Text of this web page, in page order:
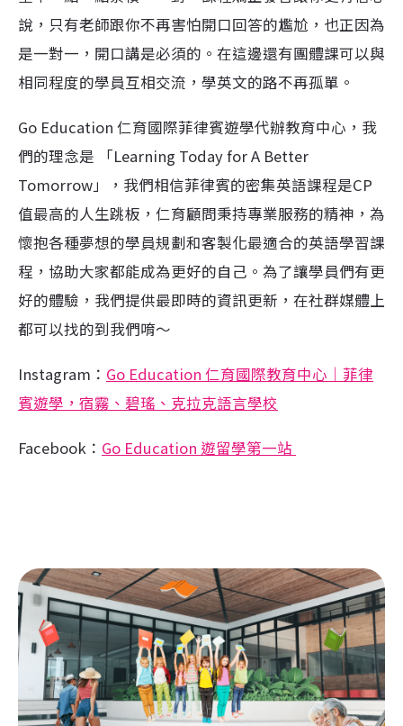
說，只有老師跟你不再害怕開口回答的尷尬，也正因為
是一對一，開口講是必須的。在這邊還有團體課可以與
相同程度的學員互相交流，學英文的路不再孤單。
Go Education 仁育國際菲律賓遊學代辦教育中心，我
們的理念是 「Learning Today for A Better
Tomorrow」，我們相信菲律賓的密集英語課程是CP
值最高的人生跳板，仁育顧問秉持專業服務的精神，為
懷抱各種夢想的學員規劃和客製化最適合的英語學習課
程，協助大家都能成為更好的自己。為了讓學員們有更
好的體驗，我們提供最即時的資訊更新，在社群媒體上
都可以找的到我們唷～
Instagram： Go Education 仁育國際教育中心｜菲律
賓遊學，宿霧、碧瑤、克拉克語言學校
Facebook： Go Education 遊留學第一站